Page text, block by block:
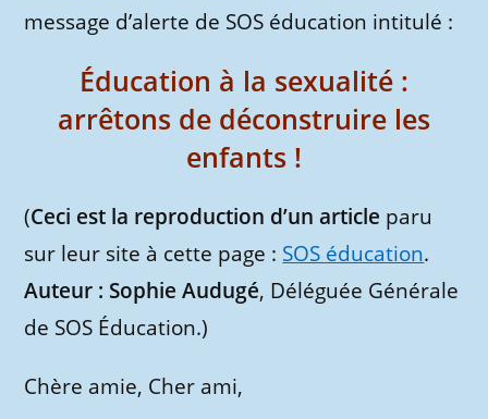
message d’alerte de SOS éducation intitulé :
Éducation à la sexualité :
arrêtons de déconstruire les
enfants !
(Ceci est la reproduction d’un article paru
sur leur site à cette page : SOS éducation.
Auteur : Sophie Audugé, Déléguée Générale
de SOS Éducation.)
Chère amie, Cher ami,